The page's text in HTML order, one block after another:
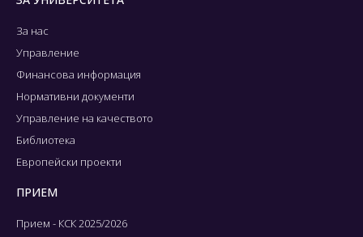
За нас
Управление
Финансова информация
Нормативни документи
Управление на качеството
Библиотека
Европейски проекти
ПРИЕМ
Прием - КСК 2025/2026